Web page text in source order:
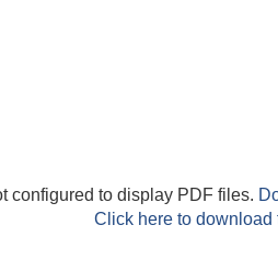
configured to display PDF files.
Click here to download